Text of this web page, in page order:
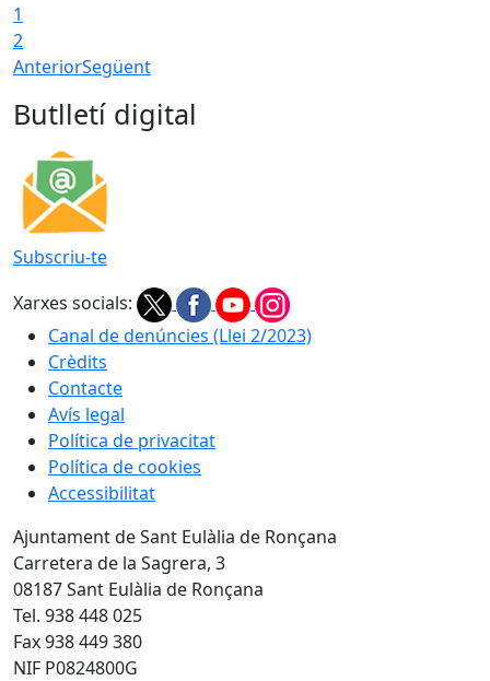
1
2
AnteriorSegüent
Butlletí digital
Subscriu-te
Xarxes socials:
Canal de denúncies (Llei 2/2023)
Crèdits
Contacte
Avís legal
Política de privacitat
Política de cookies
Accessibilitat
Ajuntament de Sant Eulàlia de Ronçana
Carretera de la Sagrera, 3
08187 Sant Eulàlia de Ronçana
Tel. 938 448 025
Fax 938 449 380
NIF P0824800G